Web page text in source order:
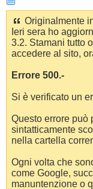
Originalmente
Ieri sera ho
3.2. Stamani tutto
accedere al sito,
Errore 500.-
Si è verificato un
Questo errore può
sintatticamente
nella cartella
Ogni volta che
come Google,
manuntenzione o